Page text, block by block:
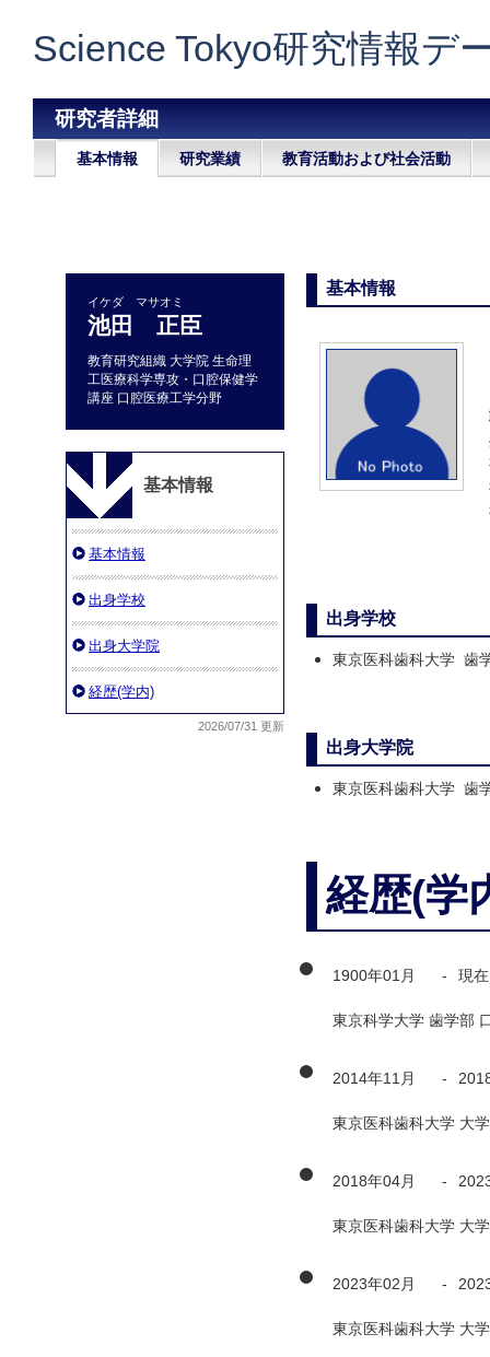
Science Tokyo研究情報デ
研究者詳細
基本情報 研究業績 教育活動および社会活動
イケダ マサオミ
池田 正臣
教育研究組織 大学院 生命理
工医療科学専攻・口腔保健学
講座 口腔医療工学分野
基本情報
基本情報
出身学校
出身大学院
経歴(学内)
2026/07/31 更新
基本情報
出身学校
東京医科歯科大学 歯
出身大学院
東京医科歯科大学 歯
経歴(学
1900年01月 - 現在
東京科学大学 歯学部
2014年11月 -
東京医科歯科大学 大
2018年04月 -
東京医科歯科大学 大
2023年02月 -
東京医科歯科大学 大